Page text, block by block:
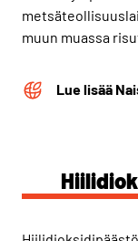
muun muassa
Lue lisää